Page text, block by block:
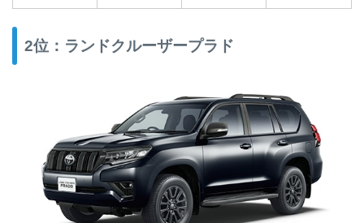
2位：ランドクルーザープラド